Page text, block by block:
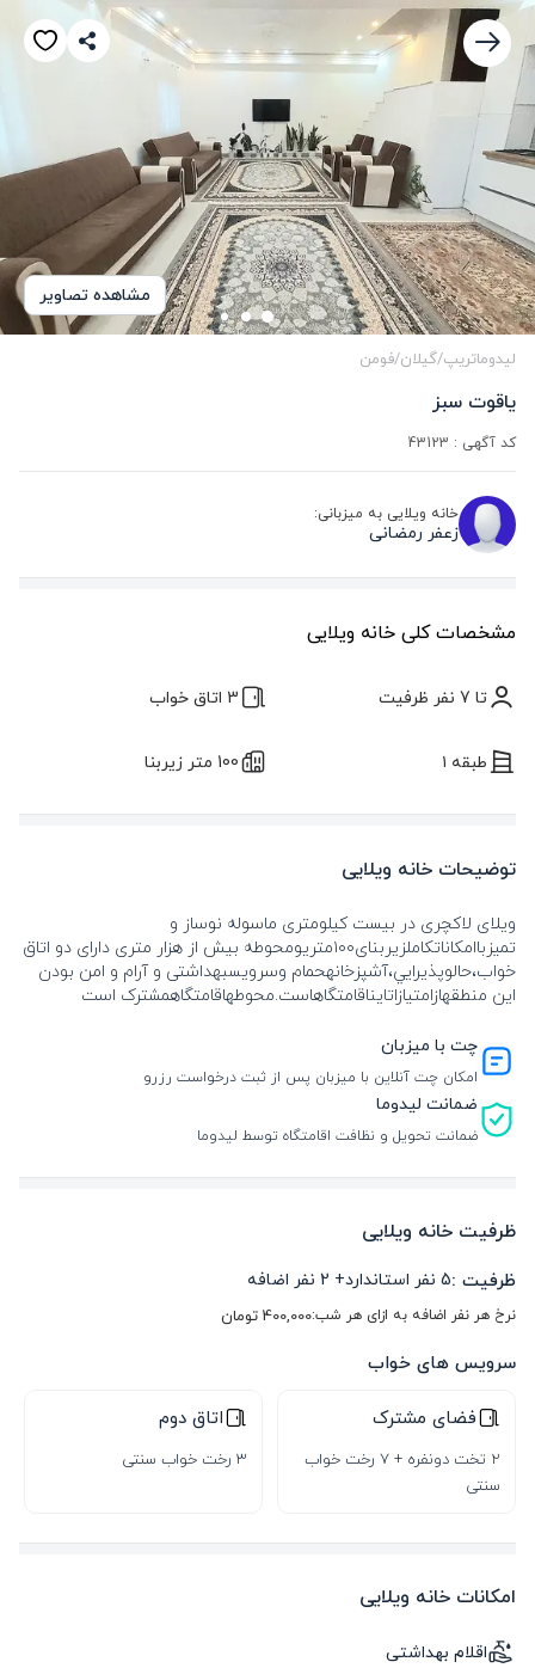
مشاهده تصاویر
لیدوماتریپ/گیلان/فومن
یاقوت سبز
کد آگهی : 43123
خانه ویلایی به میزبانی:
زعفر رمضانی
مشخصات کلی خانه ویلایی
تا 7 نفر ظرفیت 3 اتاق خواب
طبقه ۱ 100 متر زیربنا
توضیحات خانه ویلایی
ویلای لاکچری در بیست کیلومتری ماسوله نوساز و
تمیزباامکاناتکاملزیربنای۱۰۰متریومحوطه بیش از هزار متری دارای دو اتاق
خواب،حالوپذيرايي،آشپزخانهحمام وسرویسبهداشتی و آرام و امن بودن
این منطقهازامتیازاتایناقامتگاهاست.محوطهاقامتگاهمشترک است
چت با میزبان
امکان چت آنلاین با میزبان پس از ثبت درخواست رزرو
ضمانت لیدوما
ضمانت تحویل و نظافت اقامتگاه توسط لیدوما
ظرفیت خانه ویلایی
ظرفیت :5 نفر استاندارد+
2 نفر اضافه
نرخ هر نفر اضافه به ازای هر شب:400,000تومان
سرویس های خواب
فضای مشترک
2 تخت دونفره + 7 رخت خواب
سنتی
اتاق دوم
3 رخت خواب سنتی
امکانات خانه ویلایی
اقلام بهداشتی